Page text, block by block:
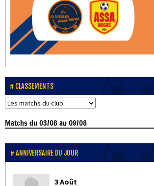
CLASSEMENTS
Matchsdu 03/08 au 09/08
ANNIVERSAIRE DU JOUR
3 Août